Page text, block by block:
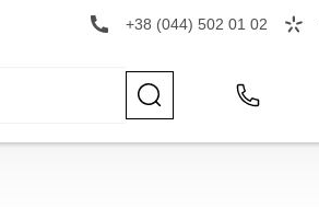
+38 (044) 502 01 02